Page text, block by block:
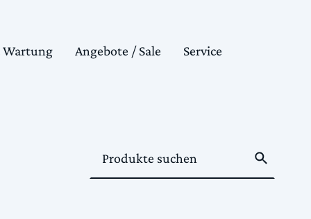
Wartung Angebote / Sale Service